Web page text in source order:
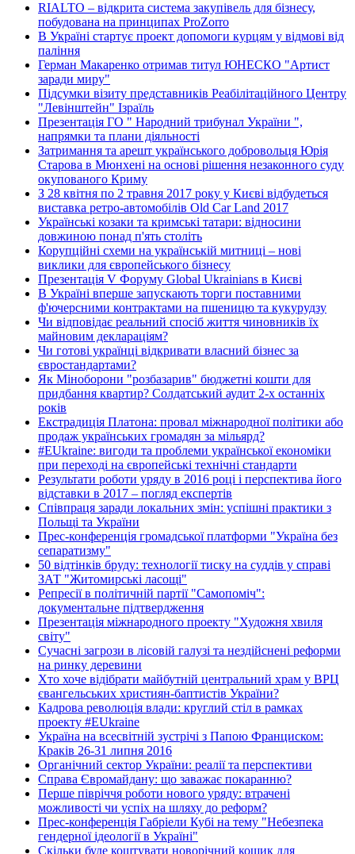
RIALTO – відкрита система закупівель для бізнесу,
побудована на принципах ProZorro
В Україні стартує проект допомоги курцям у відмові від
паління
Герман Макаренко отримав титул ЮНЕСКО "Артист
заради миру"
Підсумки візиту представників Реабілітаційного Центру
"Левінштейн" Ізраїль
Презентація ГО " Народний трибунал України ",
напрямки та плани діяльності
Затримання та арешт українського добровольця Юрія
Старова в Мюнхені на основі рішення незаконного суду
окупованого Криму
З 28 квітня по 2 травня 2017 року у Києві відбудеться
виставка ретро-автомобілів Old Car Land 2017
Українські козаки та кримські татари: відносини
довжиною понад п'ять століть
Корупційні схеми на українській митниці – нові
виклики для європейського бізнесу
Презентація V Форуму Global Ukrainians в Києві
В Україні вперше запускають торги поставними
ф'ючерсними контрактами на пшеницю та кукурудзу
Чи відповідає реальний спосіб життя чиновників їх
майновим деклараціям?
Чи готові українці відкривати власний бізнес за
євростандартами?
Як Міноборони "розбазарив" бюджетні кошти для
придбання квартир? Солдатський аудит 2-х останніх
років
Екстрадиція Платона: провал міжнародної політики або
продаж українських громадян за мільярд?
#EUkraine: вигоди та проблеми української економіки
при переході на європейські технічні стандарти
Результати роботи уряду в 2016 році і перспектива його
відставки в 2017 – погляд експертів
Співпраця заради локальних змін: успішні практики з
Польщі та України
Прес-конференція громадської платформи "Україна без
сепаратизму"
50 відтінків бруду: технології тиску на суддів у справі
ЗАТ "Житомирські ласощі"
Репресії в політичній партії "Самопоміч":
документальне підтвердження
Презентація міжнародного проекту "Художня хвиля
світу"
Сучасні загрози в лісовій галузі та нездійснені реформи
на ринку деревини
Хто хоче відібрати майбутній центральний храм у ВРЦ
євангельських християн-баптистів України?
Кадрова революція влади: круглий стіл в рамках
проекту #EUkraine
Україна на всесвітній зустрічі з Папою Франциском:
Краків 26-31 липня 2016
Органічний сектор України: реалії та перспективи
Справа Євромайдану: що заважає покаранню?
Перше півріччя роботи нового уряду: втрачені
можливості чи успіх на шляху до реформ?
Прес-конференція Габріели Кубі на тему "Небезпека
гендерної ідеології в Україні"
Скільки буде коштувати новорічний кошик для